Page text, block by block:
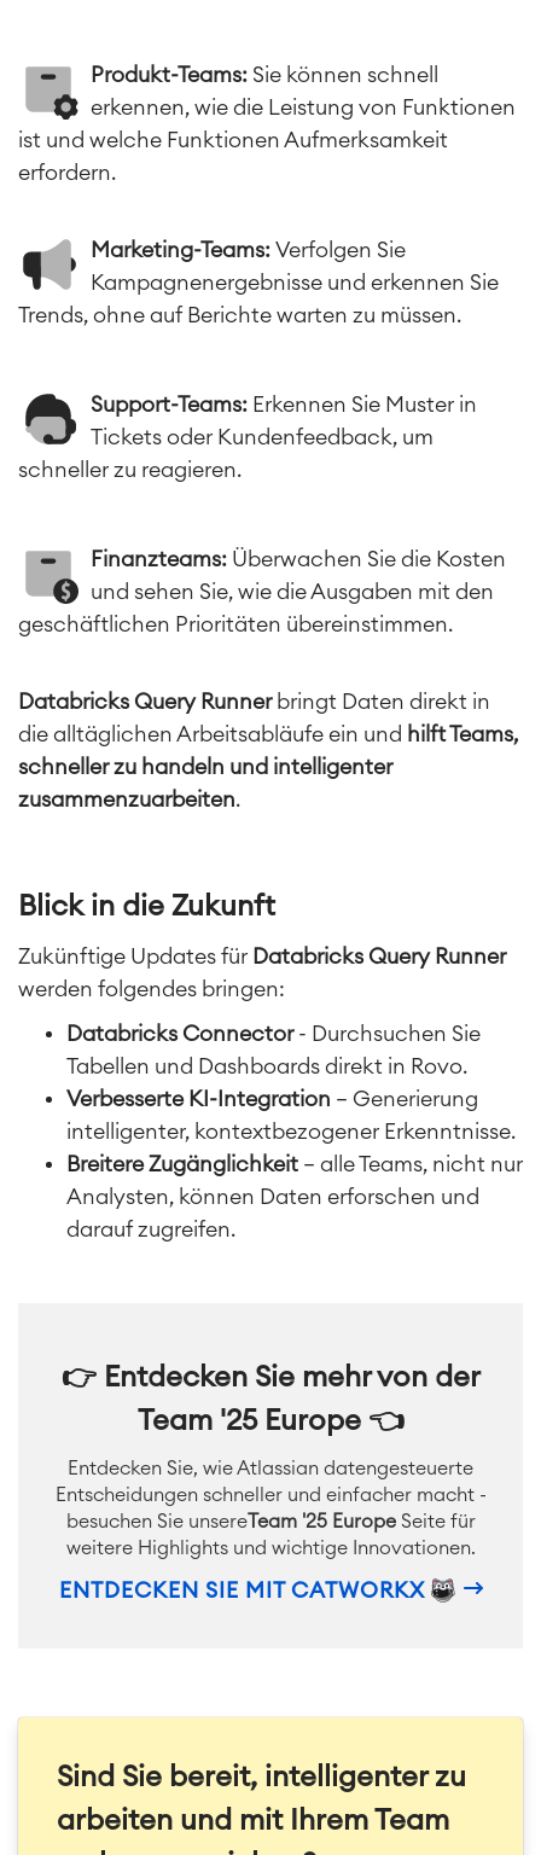
Arbeitsmanagement
Social Intranet
Virtual Office
Artificial Intelligence
SERVICES
RESSOURCEN
ÜBER UNS
■
■
■
■
Produkt-Teams: Sie können schnell
erkennen, wie die Leistung von Funktionen
ist und welche Funktionen Aufmerksamkeit
erfordern.
Marketing-Teams: Verfolgen Sie
Kampagnenergebnisse und erkennen Sie
Trends, ohne auf Berichte warten zu müssen.
Support-Teams: Erkennen Sie Muster in
Tickets oder Kundenfeedback, um
schneller zu reagieren.
Finanzteams: Überwachen Sie die Kosten
und sehen Sie, wie die Ausgaben mit den
geschäftlichen Prioritäten übereinstimmen.
Databricks Query Runnerbringt Daten direkt in
die alltäglichen Arbeitsabläufe ein und hilft Teams,
schneller zu handeln und intelligenter
zusammenzuarbeiten.
Blick in die Zukunft
Zukünftige Updates für Databricks Query Runner
werden folgendes bringen:
Databricks Connector- Durchsuchen Sie
Tabellen und Dashboards direkt in Rovo.
Verbesserte KI-Integration – Generierung
intelligenter, kontextbezogener Erkenntnisse.
Breitere Zugänglichkeit – alle Teams, nicht nur
Analysten, können Daten erforschen und
darauf zugreifen.
👉 Entdecken Sie mehr von der
Team '25 Europe 👈
Entdecken Sie, wie Atlassian datengesteuerte
Entscheidungen schneller und einfacher macht -
besuchen Sie unsereTeam '25 EuropeSeite für
weitere Highlights und wichtige Innovationen.
ENTDECKEN SIE MIT CATWORKX
Sind Sie bereit, intelligenter zu
arbeiten und mit Ihrem Team